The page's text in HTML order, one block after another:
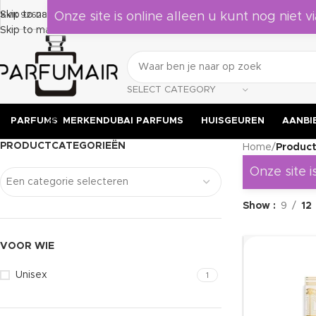
Skip to navigation
Skip to main content
KVK 92628524Laat je verrassen door deze geuren, leuk om als cadeau te
SELECT CATEGORY
PARFUMS MERKEN DUBAI PARFUMS HUISGEUREN
PRODUCTCATEGORIEËN
Een categorie selecteren
VOOR WIE
Unisex 1
Home/
Onze site
Show 9 12
Onze site is online alleen u kunt nog niet